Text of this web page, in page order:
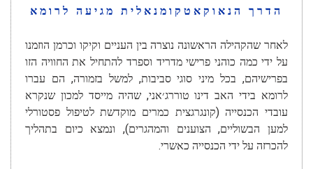
הדרך הנאוקאטקומנאלית מגיעה לרומא
לאחר שהקהילה הראשונה נוצרה בין העניים וקיקו וכרמן הוזמנו
על ידי כמה כוהני פרישי מדריד וספרד להתחיל את החוויה הזו
בפרישיהם, בכל מיני סוגי סביבות, למשל בזמורה, הם עברו
לרומא בידי האב דינו טוררג׳אני, שהיה מייסד למכון שנקרא
עובדי הכנסייה (קונגרגצית כמרים מוקדשת לטיפול פסטורלי
למען הבשוליים, הצוענים והמהגרים), ונמצא כיום בתהליך
להכרזה על ידי הכנסייה כאשרי.